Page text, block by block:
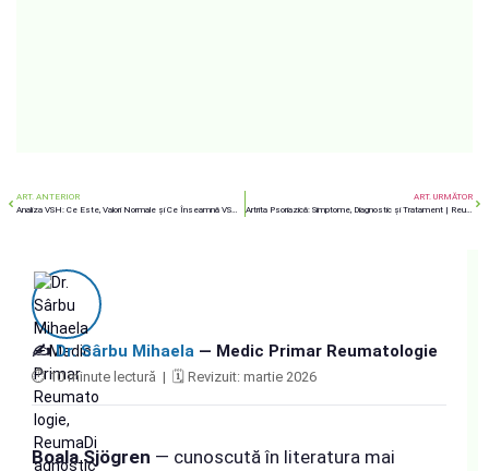
ART. ANTERIOR
ART. URMĂTOR
Artrita Psoriazică: Simptome, Diagnostic și Tratament | ReumaDiagnostic
✍️Dr. Sârbu Mihaela— Medic Primar Reumatologie
⏱ 10 minute lectură | 🗓 Revizuit: martie 2026
Boala Sjögren — cunoscută în literatura mai